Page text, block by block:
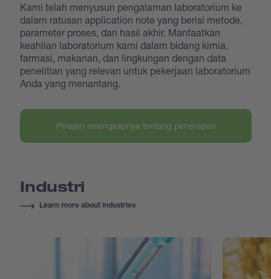
Kami telah menyusun pengalaman laboratorium ke
dalam ratusan application note yang berisi metode,
parameter proses, dan hasil akhir. Manfaatkan
keahlian laboratorium kami dalam bidang kimia,
farmasi, makanan, dan lingkungan dengan data
penelitian yang relevan untuk pekerjaan laboratorium
Anda yang menantang.
Pelajari selengkapnya tentang penerapan
Industri
Learn more about industries